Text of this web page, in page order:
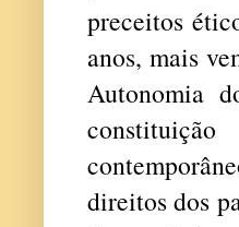
preceitos
anos, mais
Autonomia
direitos dos